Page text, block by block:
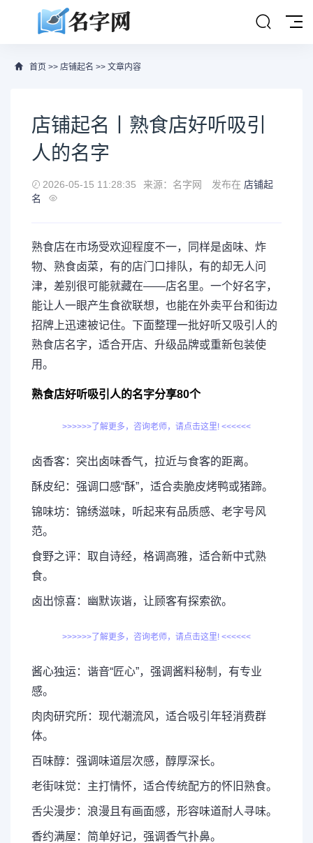
首页 >> 店铺起名 >> 文章内容
店铺起名丨熟食店好听吸引
人的名字
2026-05-15 11:28:35 来源：名字网 发布在 店铺起
名
熟食店在市场受欢迎程度不一，同样是卤味、炸
物、熟食卤菜，有的店门口排队，有的却无人问
津，差别很可能就藏在——店名里。一个好名字，
能让人一眼产生食欲联想，也能在外卖平台和街边
招牌上迅速被记住。下面整理一批好听又吸引人的
熟食店名字，适合开店、升级品牌或重新包装使
用。
熟食店好听吸引人的名字分享80个
>>>>>>了解更多，咨询老师，请点击这里! <<<<<<
卤香客：突出卤味香气，拉近与食客的距离。
酥皮纪：强调口感“酥”，适合卖脆皮烤鸭或猪蹄。
锦味坊：锦绣滋味，听起来有品质感、老字号风
范。
食野之评：取自诗经，格调高雅，适合新中式熟
食。
卤出惊喜：幽默诙谐，让顾客有探索欲。
>>>>>>了解更多，咨询老师，请点击这里! <<<<<<
酱心独运：谐音“匠心”，强调酱料秘制，有专业
感。
肉肉研究所：现代潮流风，适合吸引年轻消费群
体。
百味醇：强调味道层次感，醇厚深长。
老街味觉：主打情怀，适合传统配方的怀旧熟食。
舌尖漫步：浪漫且有画面感，形容味道耐人寻味。
香约满屋：简单好记，强调香气扑鼻。